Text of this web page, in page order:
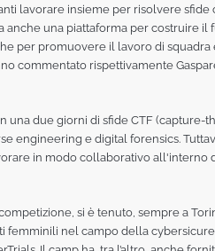
lavorare insieme per risolvere sfide
anche una piattaforma per costruire il
per promuovere il lavoro di
commentato rispettivamente
una due giorni di sfide CTF
engineering e digital forensics.
in modo collaborativo all'interno
si è tenuto, sempre a
femminili nel campo della